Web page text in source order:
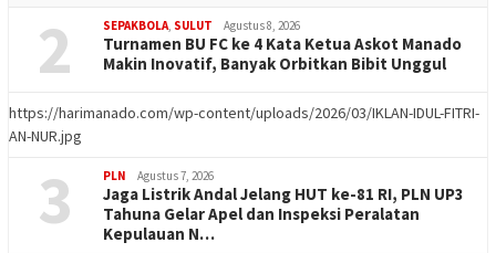
2 SEPAKBOLA, SULUT Agustus 8, 2026
Turnamen BU FC ke 4 Kata Ketua Askot Manado
Makin Inovatif, Banyak Orbitkan Bibit Unggul
https://harimanado.com/wp-content/uploads/2026/03/IKLAN-IDUL-FITRI-
AN-NUR.jpg
3 PLN Agustus 7, 2026
Jaga Listrik Andal Jelang HUT ke-81 RI, PLN UP3
Tahuna Gelar Apel dan Inspeksi Peralatan
Kepulauan N…